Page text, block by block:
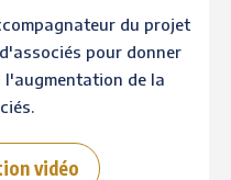
du projet
pour donner
l'augmentation de la
vidéo